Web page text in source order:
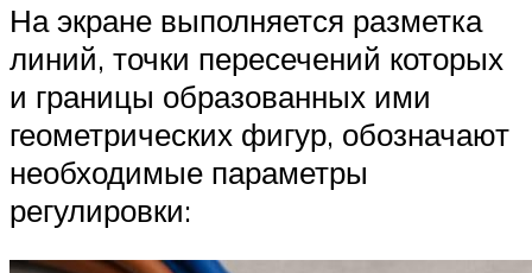
На экране выполняется разметка
линий, точки пересечений которых
и границы образованных ими
геометрических фигур, обозначают
необходимые параметры
регулировки: